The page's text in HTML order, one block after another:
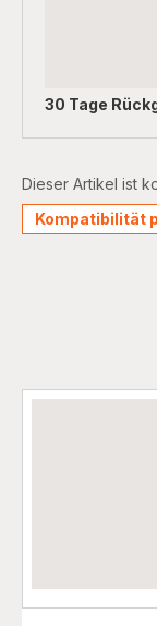
30 Tage
Dieser Artikel ist
Kompatibilität